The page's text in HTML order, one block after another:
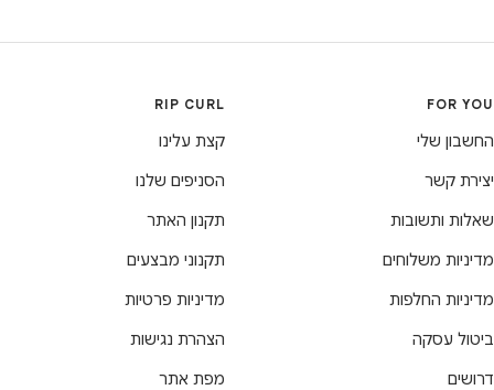
FOR YOU
החשבון שלי
יצירת קשר
שאלות ותשובות
מדיניות משלוחים
מדיניות החלפות
ביטול עסקה
דרושים
RIP CURL
קצת עלינו
הסניפים שלנו
תקנון האתר
תקנוני מבצעים
מדיניות פרטיות
הצהרת נגישות
מפת אתר